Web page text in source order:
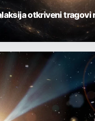
otkriveni tragovi